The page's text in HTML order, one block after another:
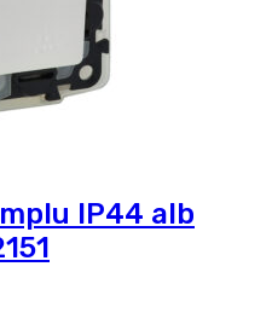
IP44 alb